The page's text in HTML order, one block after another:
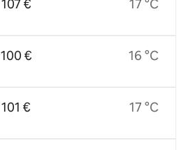
107 €
100 €
101 €
17 °C
16 °C
17 °C